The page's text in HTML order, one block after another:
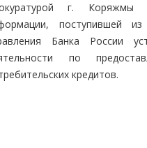
г. Коряжмы
поступившей из
Банка России
по
кредитов.